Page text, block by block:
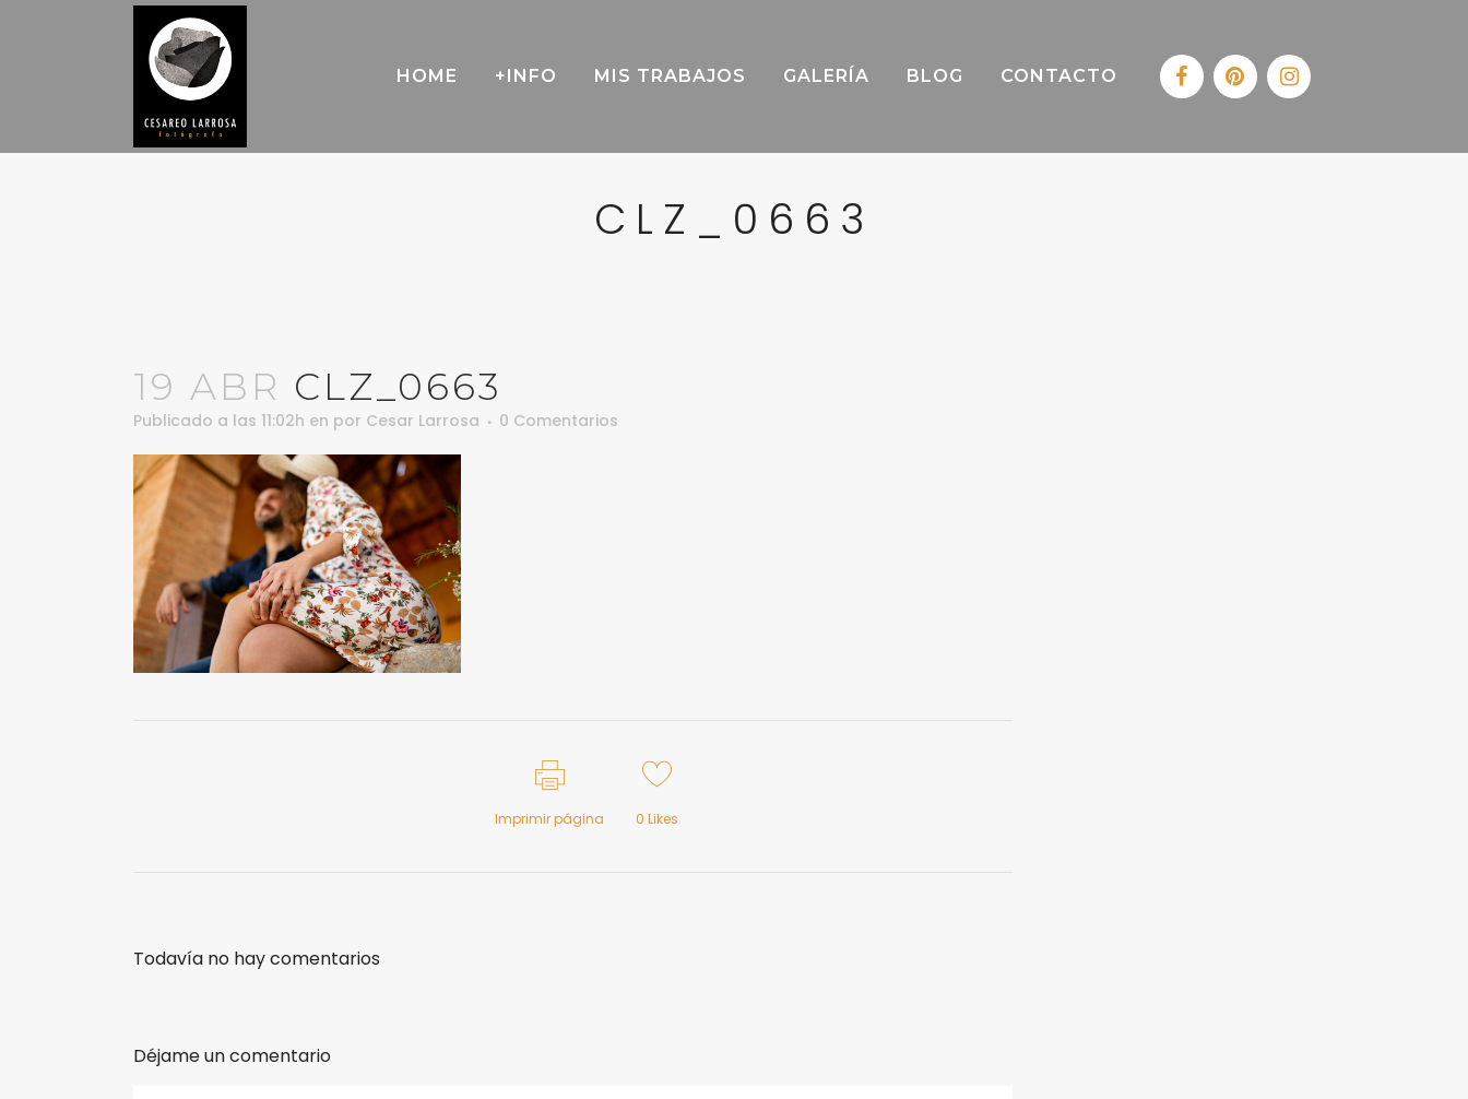
HOME +INFO MIS TRABAJOS GALERÍA BLOG CONTACTO
CLZ_0663
19 ABR CLZ_0663
Publicado a las 11:02h en por Cesar Larrosa 0 Comentarios
Imprimir página 0 Likes
Todavía no hay comentarios
Déjame un comentario